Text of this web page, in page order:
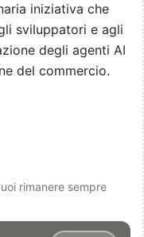
iniziativa che
sviluppatori e agli
degli agenti AI
del commercio.
rimanere sempre